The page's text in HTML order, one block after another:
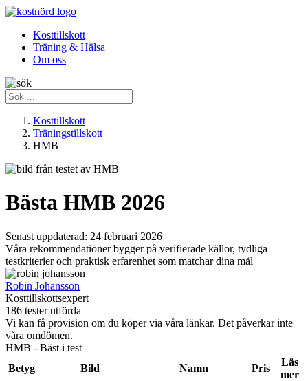
Kosttillskott
Träning & Hälsa
Om oss
Kosttillskott
Träningstillskott
HMB
Bästa HMB 2026
Senast uppdaterad: 24 februari 2026
Våra rekommendationer bygger på verifierade källor, tydliga
testkriterier och praktisk erfarenhet som matchar dina mål
Robin Johansson
Kosttillskottsexpert
186 tester utförda
Vi kan få provision om du köper via våra länkar. Det påverkar inte
våra omdömen.
HMB - Bäst i test
Betyg
Bild Namn Pris
Läs
mer